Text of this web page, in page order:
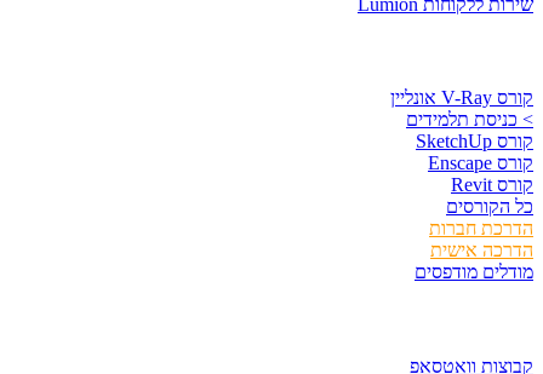
קורס V-Ray אונליין
> כניסת תלמידים
קורס SketchUp
קורס Enscape
קורס Revit
כל הקורסים
הדרכת חברות
הדרכה אישית
מודלים מודפסים
קבוצות וואטסאפ